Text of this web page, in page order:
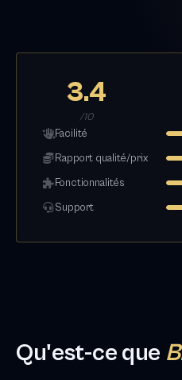
3.4
/10
Facilité
Rapport qualité/prix
Fonctionnalités
Support
Qu'est-ce que